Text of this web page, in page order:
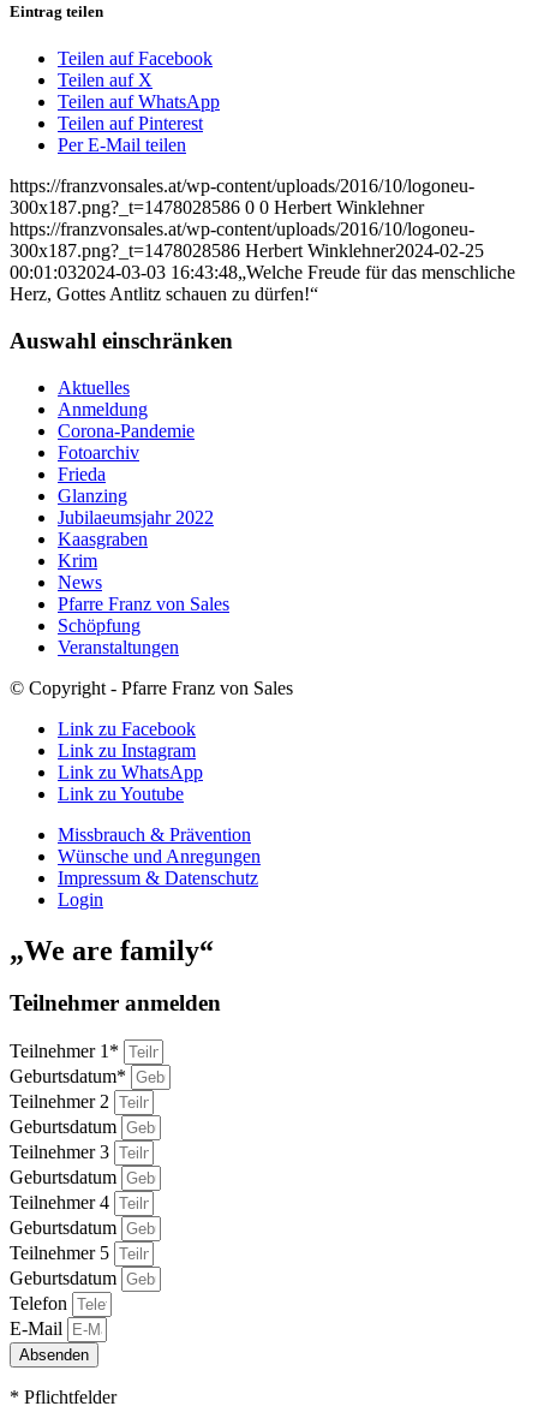
Eintrag teilen
Teilen auf Facebook
Teilen auf X
Teilen auf WhatsApp
Teilen auf Pinterest
Per E-Mail teilen
https://franzvonsales.at/wp-content/uploads/2016/10/logoneu-
300x187.png?_t=1478028586 0 0 Herbert Winklehner
https://franzvonsales.at/wp-content/uploads/2016/10/logoneu-
300x187.png?_t=1478028586 Herbert Winklehner2024-02-25
00:01:032024-03-03 16:43:48„Welche Freude für das menschliche
Herz, Gottes Antlitz schauen zu dürfen!“
Auswahl einschränken
Aktuelles
Anmeldung
Corona-Pandemie
Fotoarchiv
Frieda
Glanzing
Jubilaeumsjahr 2022
Kaasgraben
Krim
News
Pfarre Franz von Sales
Schöpfung
Veranstaltungen
© Copyright - Pfarre Franz von Sales
Link zu Facebook
Link zu Instagram
Link zu WhatsApp
Link zu Youtube
Missbrauch & Prävention
Wünsche und Anregungen
Impressum & Datenschutz
Login
„We are family“
Teilnehmer anmelden
Teilnehmer 1*
Geburtsdatum*
Teilnehmer 2
Geburtsdatum
Teilnehmer 3
Geburtsdatum
Teilnehmer 4
Geburtsdatum
Teilnehmer 5
Geburtsdatum
Telefon
E-Mail
Absenden
* Pflichtfelder